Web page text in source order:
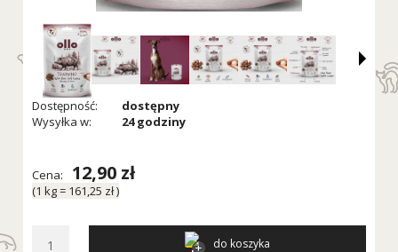
Dostępność:
dostępny
Wysyłka w:
24 godziny
Cena: 12,90 zł
(1 kg= 161,25 zł)
do koszyka